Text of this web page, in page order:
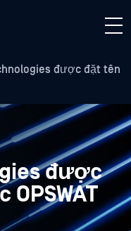
được đặt tên
được